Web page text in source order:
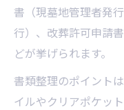
書（現墓地管理者発
行）、改葬許可申請
どが挙げられます。
書類整理のポイント
イルやクリアポケッ